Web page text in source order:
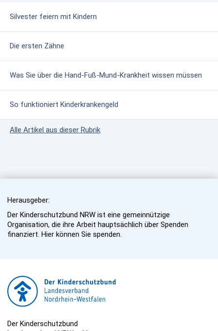
Silvester feiern mit Kindern
Die ersten Zähne
Was Sie über die Hand-Fuß-Mund-Krankheit wissen müssen
So funktioniert Kinderkrankengeld
Alle Artikel aus dieser Rubrik
Herausgeber:
Der Kinderschutzbund NRW ist eine gemeinnützige
Organisation, die ihre Arbeit hauptsächlich über Spenden
finanziert. Hier können Sie spenden.
Der Kinderschutzbund